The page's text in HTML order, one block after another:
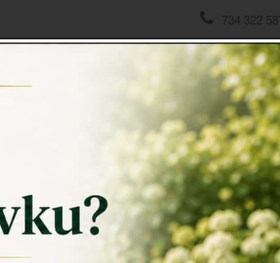
734 322
->Hřbitovní lucerna na